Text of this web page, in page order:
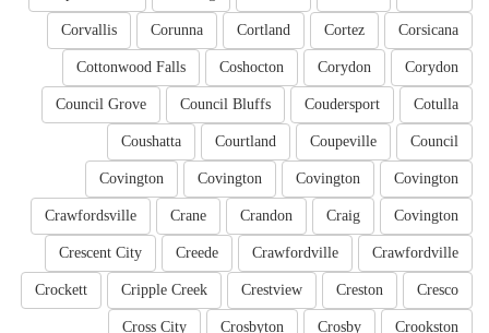
Corsicana
Cortez
Cortland
Corunna
Corvallis
Corydon
Corydon
Coshocton
Cottonwood Falls
Cotulla
Coudersport
Council Bluffs
Council Grove
Council
Coupeville
Courtland
Coushatta
Covington
Covington
Covington
Covington
Covington
Craig
Crandon
Crane
Crawfordsville
Crawfordville
Crawfordville
Creede
Crescent City
Cresco
Creston
Crestview
Cripple Creek
Crockett
Crookston
Crosby
Crosbyton
Cross City